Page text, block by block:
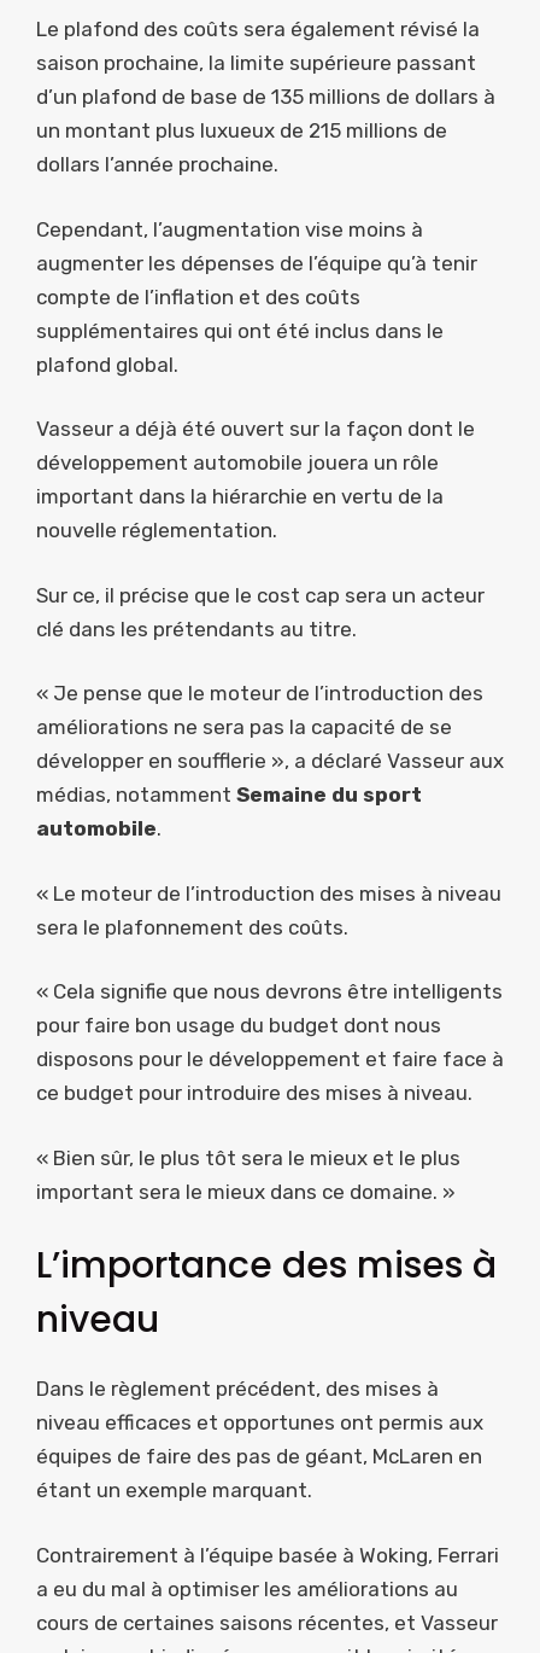
Le plafond des coûts sera également révisé la
saison prochaine, la limite supérieure passant
d’un plafond de base de 135 millions de dollars à
un montant plus luxueux de 215 millions de
dollars l’année prochaine.
Cependant, l’augmentation vise moins à
augmenter les dépenses de l’équipe qu’à tenir
compte de l’inflation et des coûts
supplémentaires qui ont été inclus dans le
plafond global.
Vasseur a déjà été ouvert sur la façon dont le
développement automobile jouera un rôle
important dans la hiérarchie en vertu de la
nouvelle réglementation.
Sur ce, il précise que le cost cap sera un acteur
clé dans les prétendants au titre.
« Je pense que le moteur de l’introduction des
améliorations ne sera pas la capacité de se
développer en soufflerie », a déclaré Vasseur aux
médias, notamment Semaine du sport
automobile.
« Le moteur de l’introduction des mises à niveau
sera le plafonnement des coûts.
« Cela signifie que nous devrons être intelligents
pour faire bon usage du budget dont nous
disposons pour le développement et faire face à
ce budget pour introduire des mises à niveau.
« Bien sûr, le plus tôt sera le mieux et le plus
important sera le mieux dans ce domaine. »
L’importance des mises à
niveau
Dans le règlement précédent, des mises à
niveau efficaces et opportunes ont permis aux
équipes de faire des pas de géant, McLaren en
étant un exemple marquant.
Contrairement à l’équipe basée à Woking, Ferrari
a eu du mal à optimiser les améliorations au
cours de certaines saisons récentes, et Vasseur